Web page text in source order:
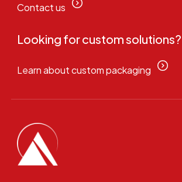
Contact us
Looking for custom solutions?
Learn about custom packaging